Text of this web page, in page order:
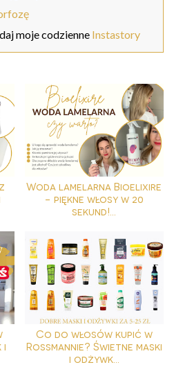
moje codzienne Instastory
Woda lamelarna Bioelixire
- piękne włosy w 20
sekund!...
i
Co do włosów kupić w
Rossmannie? Świetne maski
i odżywk...